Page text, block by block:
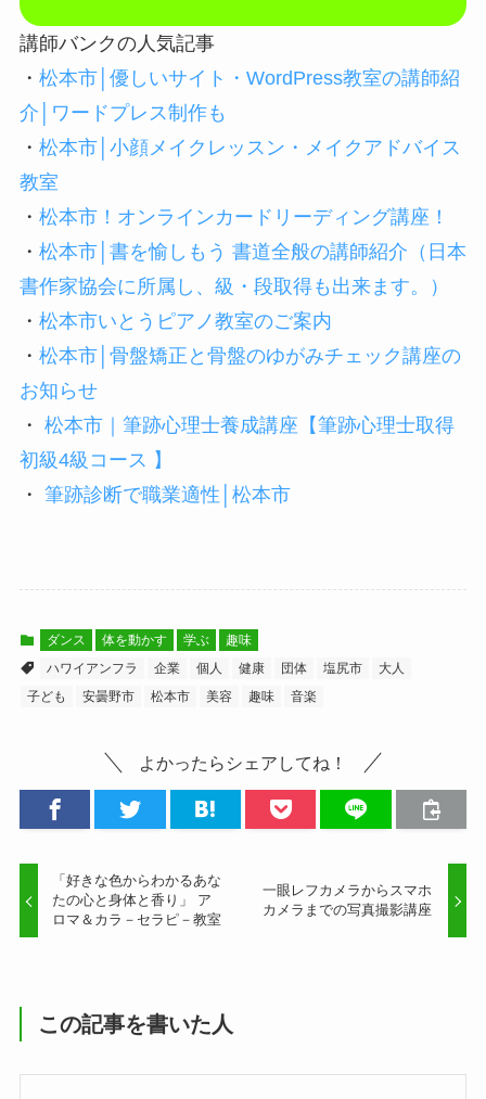
講師バンクの人気記事
・ 松本市│優しいサイト・WordPress教室の講師紹
介│ワードプレス制作も
・ 松本市│小顔メイクレッスン・メイクアドバイス
教室
・ 松本市！オンラインカードリーディング講座！
・ 松本市│書を愉しもう 書道全般の講師紹介（日本
書作家協会に所属し、級・段取得も出来ます。）
・ 松本市いとうピアノ教室のご案内
・ 松本市│骨盤矯正と骨盤のゆがみチェック講座の
お知らせ
・ 松本市｜筆跡心理士養成講座【筆跡心理士取得
初級4級コース 】
・ 筆跡診断で職業適性│松本市
ダンス 体を動かす 学ぶ
趣味
ハワイアンフラ
企業 個人 健康 団体 塩尻市
大人
子ども
安曇野市 松本市 美容 趣味 音楽
よかったらシェアしてね！
「好きな色からわかるあな
たの心と身体と香り」 ア
ロマ＆カラ－セラピ－教室
一眼レフカメラからスマホ
カメラまでの写真撮影講座
この記事を書いた人